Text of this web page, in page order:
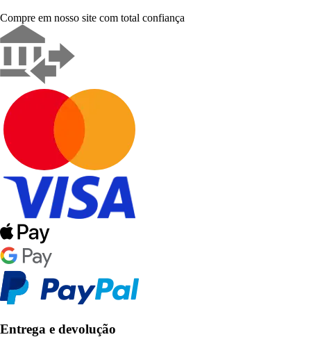
Compre em nosso site com total confiança
Entrega e devolução